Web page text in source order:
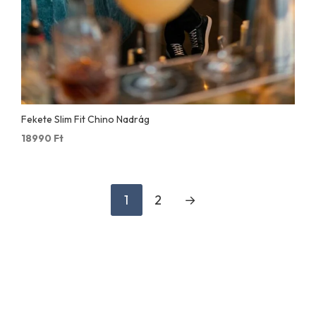
Fekete Slim Fit Chino Nadrág
18990 Ft
1 2 →